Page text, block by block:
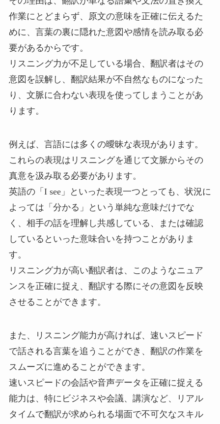
作業にとどまらず、原文の意味を正確に伝えるた
めに、言葉の裏に隠れた意図や感情を読み取る必
要があるからです。
リスニング力が不足している場合、翻訳者はその
意図を誤解し、翻訳結果が不自然なものになった
り、文脈に合わない表現を使ってしまうことがあ
ります。
例えば、言語には多くの曖昧な表現があります。
これらの表現はリスニングを通じて文脈からその
真意を汲み取る必要があります。
英語の「I see」といった表現一つとっても、状況に
よっては「分かる」という単純な意味だけでな
く、相手の話を理解し共感している、または確認
しているといった意味合いを持つことがありま
す。
リスニング力が高い翻訳者は、このようなニュア
ンスを正確に捉え、翻訳する際にその意図を反映
させることができます。
また、リスニング能力が高ければ、速いスピード
で話される言葉を追うことができ、翻訳の作業を
スムーズに進めることができます。
速いスピードの会話や音声データを正確に捉える
能力は、特にビジネスや会議、講演など、リアル
タイムで翻訳が求められる場面で不可欠なスキル